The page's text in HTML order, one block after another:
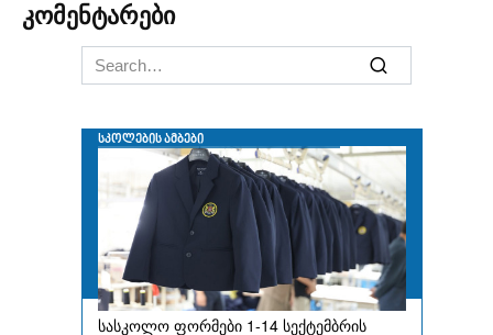
კომენტარები
Search
for: